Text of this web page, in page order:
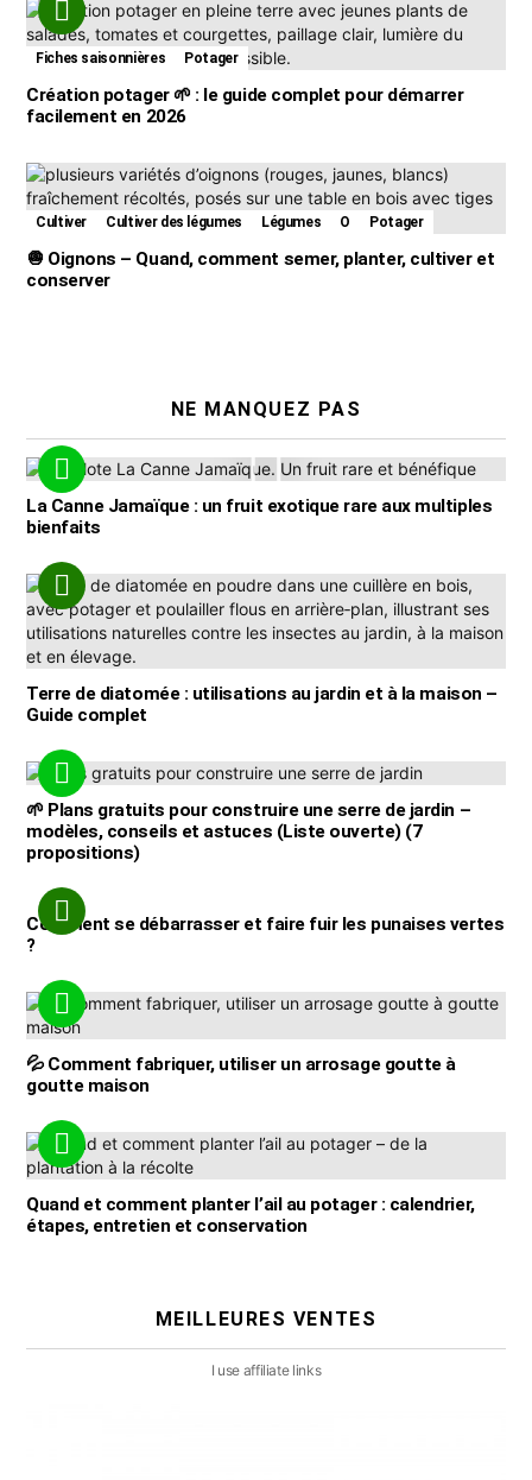
Fiches saisonnières Potager
Création potager 🌱 : le guide complet pour démarrer
facilement en 2026
Cultiver Cultiver des légumes Légumes O Potager
🧅 Oignons – Quand, comment semer, planter, cultiver et
conserver
NE MANQUEZ PAS
La Canne Jamaïque : un fruit exotique rare aux multiples
bienfaits
Terre de diatomée : utilisations au jardin et à la maison –
Guide complet
🌱 Plans gratuits pour construire une serre de jardin –
modèles, conseils et astuces (Liste ouverte) (7
propositions)
Comment se débarrasser et faire fuir les punaises vertes
?
💦 Comment fabriquer, utiliser un arrosage goutte à
goutte maison
Quand et comment planter l’ail au potager : calendrier,
étapes, entretien et conservation
MEILLEURES VENTES
I use affiliate links